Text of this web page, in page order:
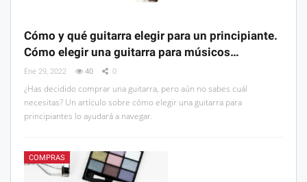
Cómo y qué guitarra elegir para un principiante.
Cómo elegir una guitarra para músicos…
Ene 29, 2022 40 0
¿Has decidido comprar una guitarra, pero aún no sabes cuál
necesitas? Un artículo sobre cómo elegir una guitarra para
principiantes lo ayudará a navegar.
COMPRAS